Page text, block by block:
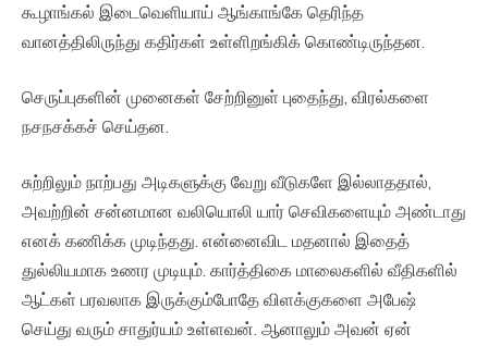
கூழாங்கல் இடைவெளியாய் ஆங்காங்கே தெரிந்த
வானத்திலிருந்து கதிர்கள் உள்ளிறங்கிக் கொண்டிருந்தன.
செருப்புகளின் முனைகள் சேற்றினுள் புதைந்து, விரல்களை
நசநசக்கச் செய்தன.
சுற்றிலும் நாற்பது அடிகளுக்கு வேறு வீடுகளே இல்லாததால்,
அவற்றின் சன்னமான வலியொலி யார் செவிகளையும் அண்டாது
எனக் கணிக்க முடிந்தது. என்னைவிட மதனால் இதைத்
துல்லியமாக உணர முடியும். கார்த்திகை மாலைகளில் வீதிகளில்
ஆட்கள் பரவலாக இருக்கும்போதே விளக்குகளை அபேஷ்
செய்து வரும் சாதுர்யம் உள்ளவன். ஆனாலும் அவன் ஏன்